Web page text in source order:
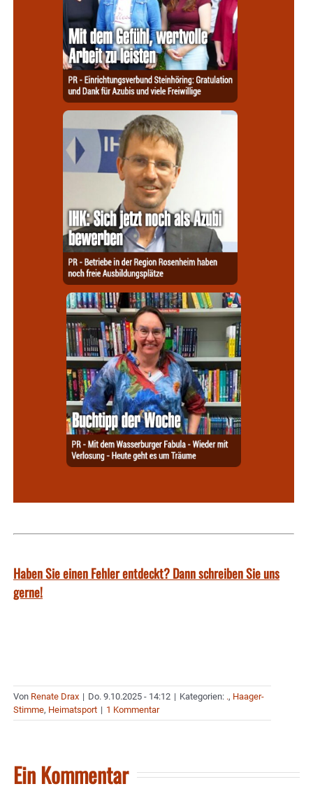
Haben Sie einen Fehler entdeckt? Dann schreiben Sie uns
gerne!
Von Renate Drax | Do. 9.10.2025 - 14:12 | Kategorien: ., Haager-
Stimme, Heimatsport | 1 Kommentar
Ein Kommentar